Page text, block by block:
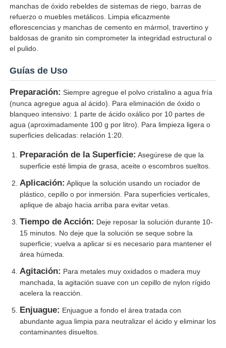
manchas de óxido rebeldes de sistemas de riego, barras de
refuerzo o muebles metálicos. Limpia eficazmente
eflorescencias y manchas de cemento en mármol, travertino y
baldosas de granito sin comprometer la integridad estructural o
el pulido.
Guías de Uso
Preparación: Siempre agregue el polvo cristalino a agua fría
(nunca agregue agua al ácido). Para eliminación de óxido o
blanqueo intensivo: 1 parte de ácido oxálico por 10 partes de
agua (aproximadamente 100 g por litro). Para limpieza ligera o
superficies delicadas: relación 1:20.
Preparación de la Superficie: Asegúrese de que la
superficie esté limpia de grasa, aceite o escombros sueltos.
Aplicación: Aplique la solución usando un rociador de
plástico, cepillo o por inmersión. Para superficies verticales,
aplique de abajo hacia arriba para evitar vetas.
Tiempo de Acción: Deje reposar la solución durante 10-
15 minutos. No deje que la solución se seque sobre la
superficie; vuelva a aplicar si es necesario para mantener el
área húmeda.
Agitación: Para metales muy oxidados o madera muy
manchada, la agitación suave con un cepillo de nylon rígido
acelera la reacción.
Enjuague: Enjuague a fondo el área tratada con
abundante agua limpia para neutralizar el ácido y eliminar los
contaminantes disueltos.